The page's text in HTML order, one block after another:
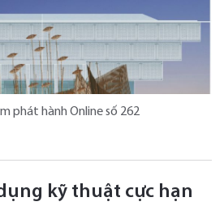
phát hành Online số 262
kỹ thuật cực hạn